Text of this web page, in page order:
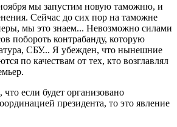
мы запустим новую таможню, и
Сейчас до сих пор на таможне
мы это знаем... Невозможно силами
побороть контрабанду, которую
СБУ... Я убежден, что нынешние
по качествам от тех, кто возглавлял
если будет организовано
президента, то это явление